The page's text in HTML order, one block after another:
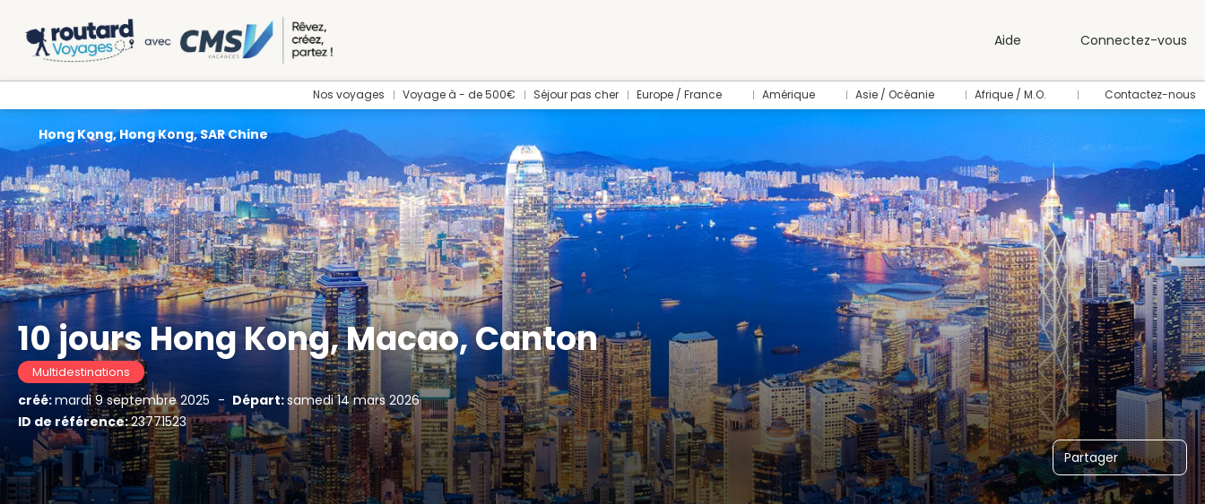
Aide Connectez-vous
Nos voyages Voyage à - de 500€ Séjour pas cher Europe / France Amérique Asie / Océanie Afrique / M.O. Contactez-nous
10 jours Hong Kong, Macao, Canton
Multidestinations
créé:mardi 9 septembre 2025 - Départ:samedi 14 mars 2026
ID de référence:23771523
Partager
Hong Kong, Hong Kong, SAR Chine